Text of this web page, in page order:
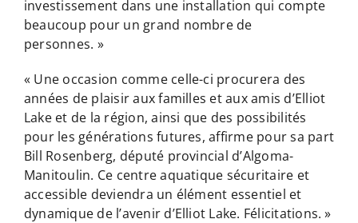
investissement dans une installation qui compte
beaucoup pour un grand nombre de
personnes. »
« Une occasion comme celle-ci procurera des
années de plaisir aux familles et aux amis d’Elliot
Lake et de la région, ainsi que des possibilités
pour les générations futures, affirme pour sa part
Bill Rosenberg, député provincial d’Algoma-
Manitoulin. Ce centre aquatique sécuritaire et
accessible deviendra un élément essentiel et
dynamique de l’avenir d’Elliot Lake. Félicitations. »